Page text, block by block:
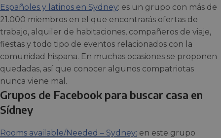
Españoles y latinos en Sydney: es un grupo con más de
21.000 miembros en el que encontrarás ofertas de
trabajo, alquiler de habitaciones, compañeros de viaje,
fiestas y todo tipo de eventos relacionados con la
comunidad hispana. En muchas ocasiones se proponen
quedadas, así que conocer algunos compatriotas
nunca viene mal.
Grupos de Facebook para buscar casa en
Sídney
Rooms available/Needed – Sydney: en este grupo